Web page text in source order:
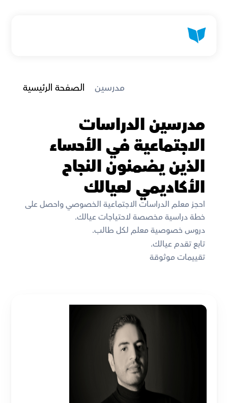
الصفحة الرئيسية مدرسين
مدرسين الدراسات
الذين يضمنون النجاح
الأكاديمي لعيالك
احجز معلم الدراسات الاجتماعية الخصوصي واحصل على
خطة دراسية مخصصة لاحتياجات عيالك.
دروس خصوصية معلم لكل طالب.
تابع تقدم عيالك.
تقييمات موثوقة